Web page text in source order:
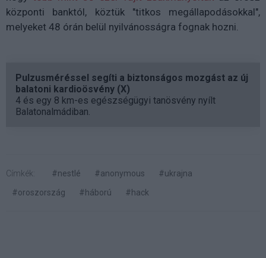
központi banktól, köztük "titkos megállapodásokkal",
melyeket 48 órán belül nyilvánosságra fognak hozni.
Pulzusméréssel segíti a biztonságos mozgást az új
balatoni kardioösvény (X)
4 és egy 8 km-es egészségügyi tanösvény nyílt
Balatonalmádiban.
Címkék: #nestlé #anonymous
#ukrajna
#oroszország
#háború #hack